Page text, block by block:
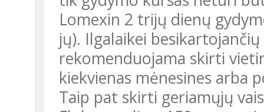
Lomexin 2 trijų dienų
jų). Ilgalaikei
rekomenduojama skirti
kiekvienas mėnesines arba
Taip pat skirti geriamųjų